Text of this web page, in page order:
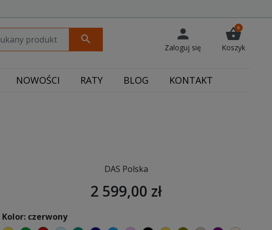
search person
Zaloguj się
shopping_basket
0
Koszyk
NOWOŚCI RATY BLOG KONTAKT
DAS Polska
2 599,00 zł
Kolor: czerwony